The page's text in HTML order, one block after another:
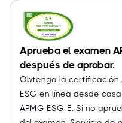
Aprueba el examen
después de aprobar.
Obtenga la certificación
ESG en línea desde
APMG ESG-E. Si no